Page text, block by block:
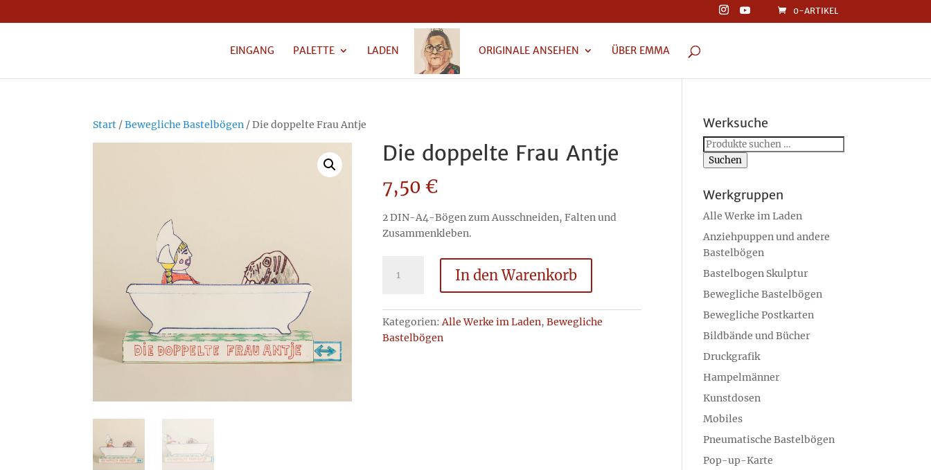
0-ARTIKEL
EINGANG PALETTE LADEN ORIGINALE ANSEHEN ÜBER EMMA
Start /Bewegliche Bastelbögen / Die doppelte Frau Antje
Die doppelte Frau Antje
7,50 €
2 DIN-A4-Bögen zum Ausschneiden, Falten und
Zusammenkleben.
doppelte
Antje
Menge
In den Warenkorb
Kategorien:Alle Werke im Laden, Bewegliche
Bastelbögen
Werksuche
Suchen
nach:
Suchen
Werkgruppen
Alle Werke im Laden
Anziehpuppen und andere
Bastelbögen
Bastelbogen Skulptur
Bewegliche Bastelbögen
Bewegliche Postkarten
Bildbände und Bücher
Druckgrafik
Hampelmänner
Kunstdosen
Mobiles
Pneumatische Bastelbögen
Pop-up-Karte